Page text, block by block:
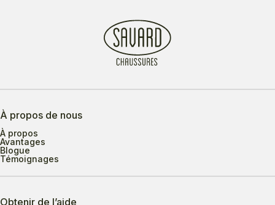
À propos de nous
À propos
Avantages
Blogue
Témoignages
Obtenir de l’aide